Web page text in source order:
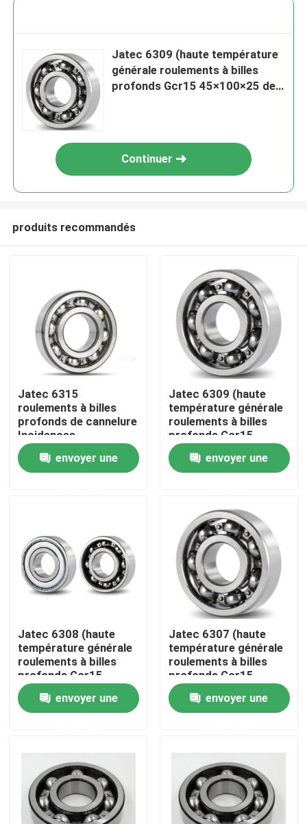
Domicile
Des produits
À propos de nous
Visite de l'usine
Contrôle de qualité
Nous contacter
Cas
Roulement à rouleaux industriel
Jatec 6309 (haute température
générale roulements à billes
profonds Gcr15 45×100×25 de
Continuer
produits recommandés
Jatec 6315
roulements à billes
profonds de cannelure
Incidences
industrielles Gcr15
Chine de réducteur
envoyer une
Jatec 6309 (haute
température générale
roulements à billes
profonds Gcr15
45×100×25 de
cannelure de moteur)
envoyer une
Jatec 6308 (haute
température générale
roulements à billes
profonds Gcr15
40×90×23 de
cannelure de moteur)
envoyer une
Jatec 6307 (haute
température générale
roulements à billes
profonds Gcr15
35×80×21 de
cannelure de moteur)
envoyer une